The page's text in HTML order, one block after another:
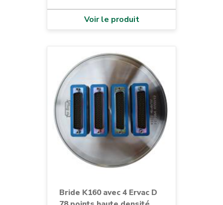
Voir le produit
Bride K160 avec 4 Ervac D